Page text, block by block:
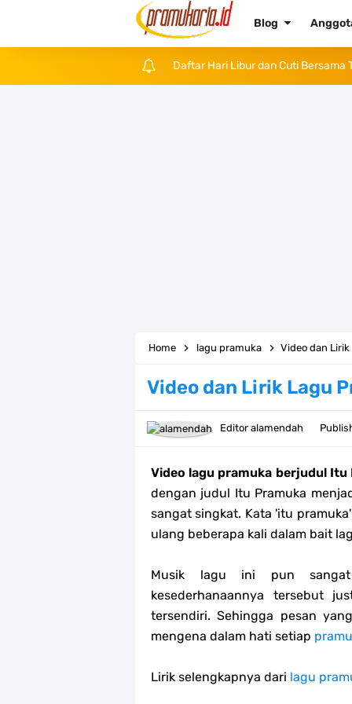
Blog
Daftar Hari Libur dan Cuti Bersama
Kumpulan Twibbon Hari Kartini 2023
Download Spanduk Selamat Idul
LT-V Tahun 2023
Berapa Biaya Ikut Raimuna
Raimuna Nasional XII Tahun 2023
Edaran Karya Bakti Pramuka pada
Home lagu pramuka Video dan
Video dan Lirik Lagu
Editor alamendah
Video lagu pramuka berjudul Itu
dengan judul Itu Pramuka
sangat singkat. Kata 'itu
ulang beberapa kali dalam bait
Musik lagu ini pun sangat
kesederhanaannya tersebut
tersendiri. Sehingga pesan
mengena dalam hati setiap
Lirik selengkapnya dari lagu